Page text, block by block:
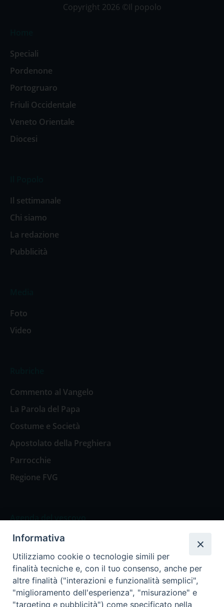
Copyright 2026 ©Il popolo
Speciali
Pordenone
Portogruaro
Friuli Occidentale
Veneto Orientale
Diocesi
Il settimanale
Chi siamo
La redazione
Pubblicità
Foto
Video
Commento al Vangelo
La Parola del Papa
Costume e Società
Apostolato della Preghiera
Parrocchie
Regione FVG
Agenda del vescovo
Agenda del vescovo
Privacy Policy Trasparenza
Informativa
Utilizziamo cookie o tecnologie simili per
finalità tecniche e, con il tuo consenso, anche per
altre finalità ("interazioni e funzionalità semplici",
"miglioramento dell'esperienza", "misurazione" e
"targeting e pubblicità") come specificato nella